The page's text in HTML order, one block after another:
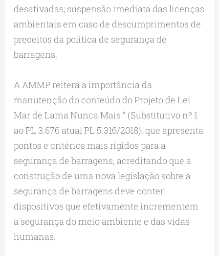
desativadas; suspensão imediata das licenças
ambientais em caso de descumprimentos de
preceitos da política de segurança de
barragens.
A AMMP reitera a importância da
manutenção do conteúdo do Projeto de Lei
Mar de Lama Nunca Mais ” (Substitutivo nº 1
ao PL 3.676 atual PL 5.316/2018), que apresenta
pontos e critérios mais rígidos para a
segurança de barragens, acreditando que a
construção de uma nova legislação sobre a
segurança de barragens deve conter
dispositivos que efetivamente incrementem
a segurança do meio ambiente e das vidas
humanas.